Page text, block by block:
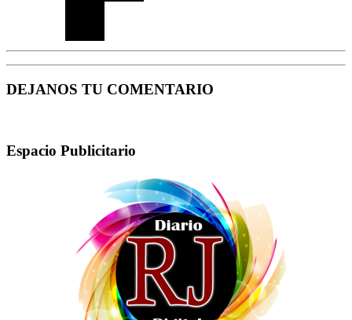
DEJANOS TU COMENTARIO
Espacio Publicitario